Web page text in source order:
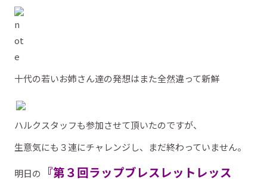
十代の若いお姉さん達の発想はまた全然違って新鮮
ハルクスタッフも参加させて頂いたのですが、
生意気にも３連にチャレンジし、まだ終わっていません。
明日の
『第３回ラップブレスレットレッス